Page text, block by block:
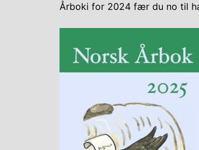
Årboki for 2024 fær du no til